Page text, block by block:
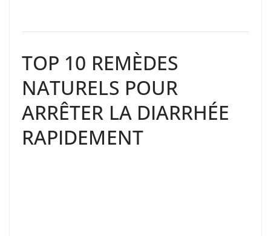
TOP 10 REMÈDES
NATURELS POUR
ARRÊTER LA DIARRHÉE
RAPIDEMENT